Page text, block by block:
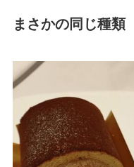
まさかの同じ種類